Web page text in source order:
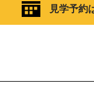
見学予約